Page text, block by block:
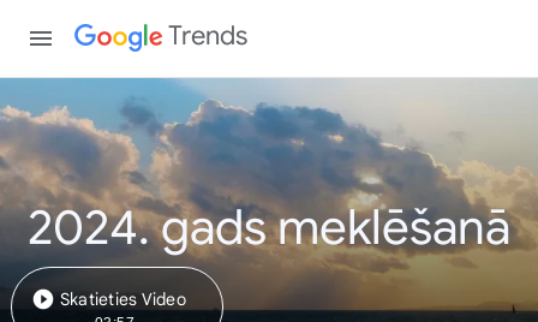
Trends
2024. gads meklēšanā
Skatieties Video